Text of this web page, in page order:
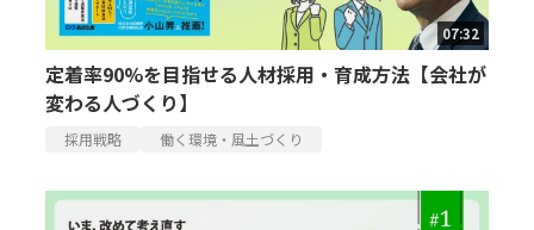
07:32
定着率90%を目指せる人材採用・育成方法【会社が
変わる人づくり】
採用戦略 働く環境・風土づくり